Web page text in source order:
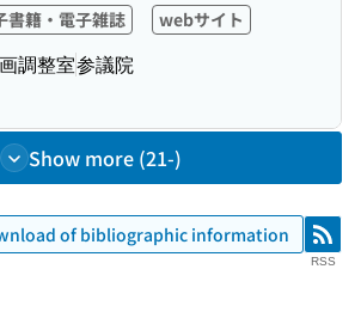
書籍・電子雑誌 webサイト
調整室参議院
Show more (21-)
of bibliographic information RSS
RSS